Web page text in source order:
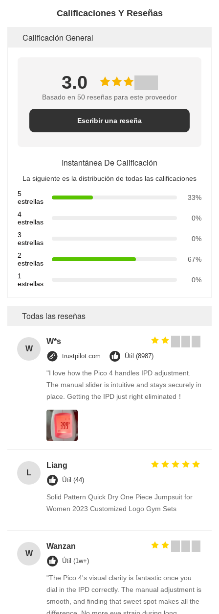
Calificaciones Y Reseñas
Calificación General
3.0
Basado en 50 reseñas para este proveedor
Escribir una reseña
Instantánea De Calificación
La siguiente es la distribución de todas las calificaciones
5
estrellas
33%
4
estrellas
0%
3
estrellas
0%
2
estrellas
67%
1
estrellas
0%
Todas las reseñas
W
W*s
trustpilot.com Útil (8987)
"I love how the Pico 4 handles IPD adjustment.
The manual slider is intuitive and stays securely in
place. Getting the IPD just right eliminated！
L
Liang
Útil (44)
Solid Pattern Quick Dry One Piece Jumpsuit for
Women 2023 Customized Logo Gym Sets
W
Wanzan
Útil (1w+)
"The Pico 4's visual clarity is fantastic once you
dial in the IPD correctly. The manual adjustment is
smooth, and finding that sweet spot makes all the